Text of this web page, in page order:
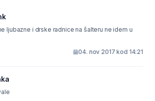
ljubazne i drske radnice na šalteru ne idem u
04. nov 2017 kod 14:21